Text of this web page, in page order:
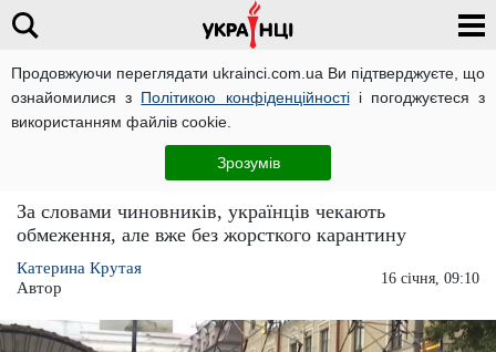
Продовжуючи переглядати ukrainci.com.ua Ви підтверджуєте, що
ознайомилися з Політикою конфіденційностіі погоджуєтеся з
використанням файлів cookie.
Зрозумів
Україна
Ляшко і Шмигаль розповіли про долю
локдауну після 24 січня
За словами чиновників, українців чекають
обмеження, але вже без жорсткого карантину
Катерина Крутая
Автор
16 січня, 09:10